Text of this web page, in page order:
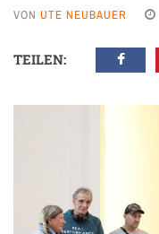
VON UTE NEUBAUER
TEILEN: